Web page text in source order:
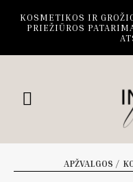
KOSMETIKOS IR
PRIEŽIŪROS
APŽVALGOS /